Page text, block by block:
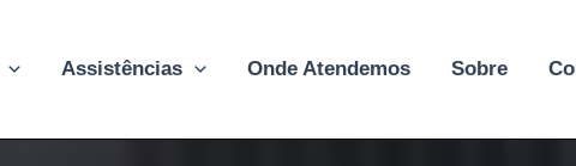
Assistências Onde Atendemos Sobre